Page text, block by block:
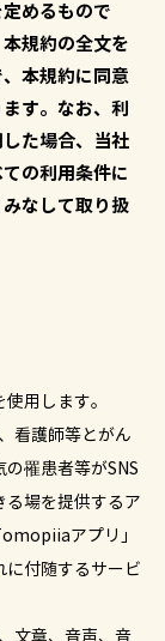
めるもので
規約の全文を
本規約に同意
す。なお、利
た場合、当社
の利用条件に
なして取り扱
用します。
看護師等とがん
罹患者等がSNS
る場を提供するア
アプリ」
に付随するサービ
文章、音声、音